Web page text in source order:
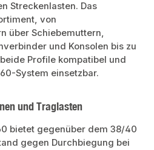
Streckenlasten. Das
von
über Schiebemuttern,
und Konsolen bis zu
Profile kompatibel und
System einsetzbar.
und Traglasten
bietet gegenüber dem 38/40
gegen Durchbiegung bei